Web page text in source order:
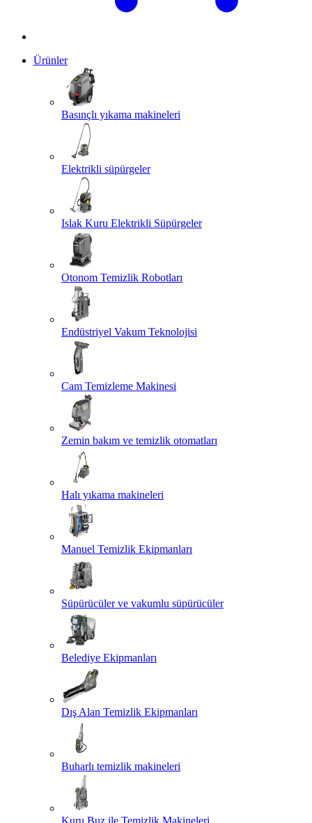
Ürünler
Basınçlı yıkama makineleri
Elektrikli süpürgeler
Islak Kuru Elektrikli Süpürgeler
Otonom Temizlik Robotları
Endüstriyel Vakum Teknolojisi
Cam Temizleme Makinesi
Zemin bakım ve temizlik otomatları
Halı yıkama makineleri
Manuel Temizlik Ekipmanları
Süpürücüler ve vakumlu süpürücüler
Belediye Ekipmanları
Dış Alan Temizlik Ekipmanları
Buharlı temizlik makineleri